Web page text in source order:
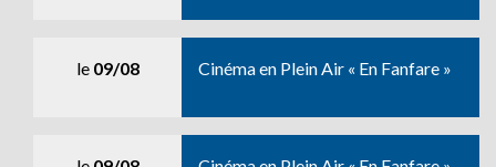
le 09/08 Cinéma en Plein Air « En Fanfare »